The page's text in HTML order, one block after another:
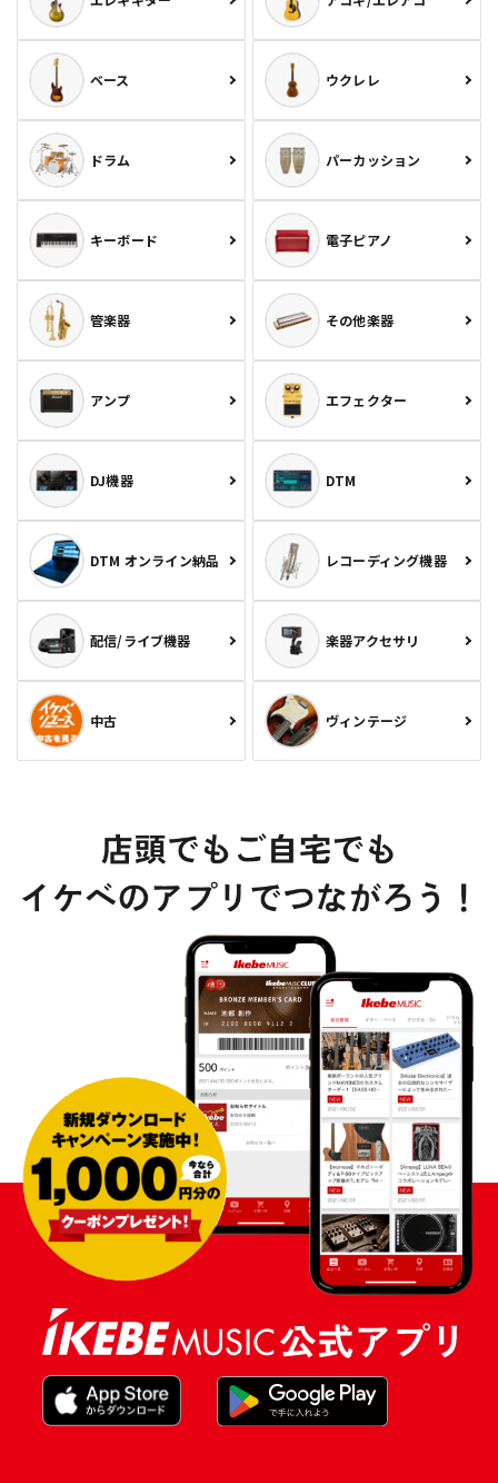
ベース ウクレレ
ドラム パーカッション
キーボード 電子ピアノ
管楽器 その他楽器
アンプ エフェクター
DJ機器 DTM
DTM オンライン納品 レコーディング機器
配信/ライブ機器 楽器アクセサリ
中古 ヴィンテージ